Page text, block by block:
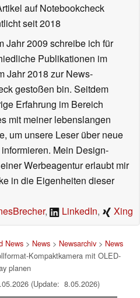
auf Notebookcheck
seit 2018
Jahr 2009 schreibe ich für
Publikationen im
Jahr 2018 zur News-
gestoßen bin. Seitdem
Erfahrung im Bereich
mit meiner lebenslangen
um unsere Leser über neue
Mein Design-
Werbeagentur erlaubt mir
in die Eigenheiten dieser
, LinkedIn, Xing
News> News> Newsarchiv> News
Kompaktkamera mit OLED-
planen
(Update: 8.05.2026)